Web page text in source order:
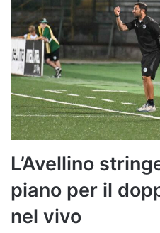
L’Avellino
piano per il
nel vivo